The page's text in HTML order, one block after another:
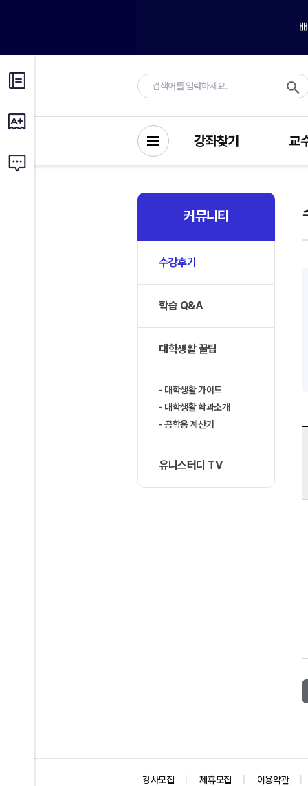
강좌찾기 교
커뮤니티
수강후기
학습 Q&A
대학생활 꿀팁
대학생활 가이드
대학생활 학과소개
공학용 계산기
유니스터디 TV
강사모집 제휴모집 이용약관